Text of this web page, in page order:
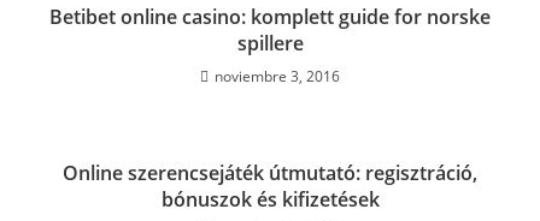
Betibet online casino: komplett guide for norske
spillere
noviembre 3, 2016
Online szerencsejáték útmutató: regisztráció,
bónuszok és kifizetések